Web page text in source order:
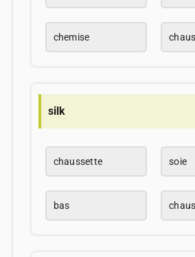
chemise
silk
chaussette soie
bas